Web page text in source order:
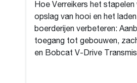
Hoe Verreikers het stapelen
opslag van hooi en het
boerderijen verbeteren:
toegang tot gebouwen,
en Bobcat V-Drive